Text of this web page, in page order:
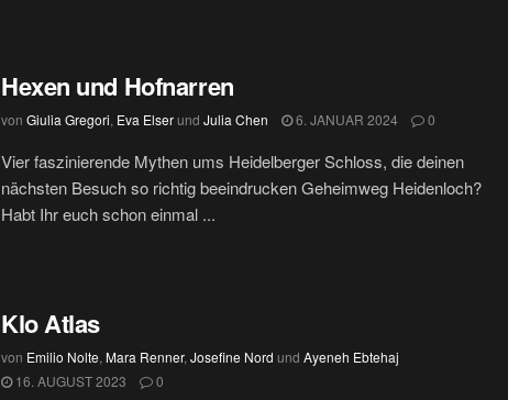
Hexen und Hofnarren
von Giulia Gregori, Eva Elserund Julia Chen 6. JANUAR 2024 0
Vier faszinierende Mythen ums Heidelberger Schloss, die deinen
nächsten Besuch so richtig beeindrucken Geheimweg Heidenloch?
Habt Ihr euch schon einmal ...
Klo Atlas
von Emilio Nolte, Mara Renner, Josefine Nord und Ayeneh Ebtehaj
16. AUGUST 2023
0